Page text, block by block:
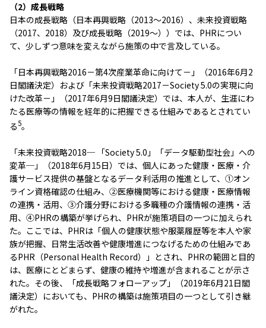
（2）成長戦略
日本の成長戦略（日本再興戦略（2013～2016）、未来投資戦略
（2017、2018）及び成長戦略（2019～））では、PHRについ
て、少しずつ意味を変えながら施策の中で言及している。
「日本再興戦略2016－第4次産業革命に向けて－」（2016年6月2
日閣議決定）および「未来投資戦略2017－Society 5.0の実現に向
けた改革－」（2017年6月9日閣議決定）では、本人が、生涯にわ
たる医療等の情報を経年的に把握できる仕組みであるとされてい
る5。
「未来投資戦略2018─ 「Society 5.0」「データ駆動型社会」への
変革─」（2018年6月15日）では、個人にあった健康・医療・介
護サービス提供の基盤となるデータ利活用の推進として、①オン
ライン資格確認の仕組み、②医療機関等における健康・医療情報
の連携・活用、③介護分野における多職種の介護情報の連携・活
用、④PHRの構築が挙げられ、PHRが施策項目の一つに加えられ
た。ここでは、PHRは「個人の健康状態や服薬履歴等を本人や家
族が把握、日常生活改善や健康増進につなげるための仕組みであ
るPHR（Personal Health Record）」とされ、PHRの範囲と目的
は、医療にとどまらず、健康の維持や増進が含まれることが示さ
れた。その後、「成長戦略フォローアップ」（2019年6月21日閣
議決定）においても、PHRの構築は施策項目の一つとして引き継
がれた。